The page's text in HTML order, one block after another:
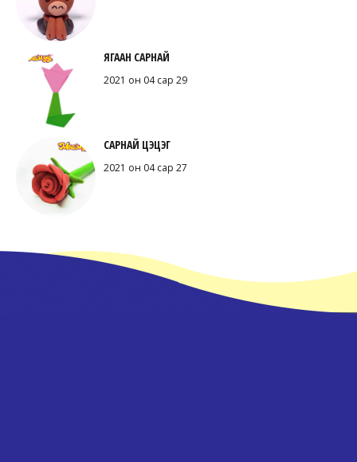
ЯГААН САРНАЙ
2021 он 04 сар 29
САРНАЙ ЦЭЦЭГ
2021 он 04 сар 27